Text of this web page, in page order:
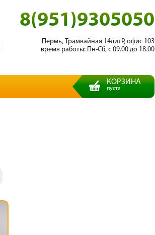
8(951)9305050
Пермь, Трамвайная 14литР, офис 103
время работы: Пн-Сб, с 09.00 до 18.00
КОРЗИНА
пуста